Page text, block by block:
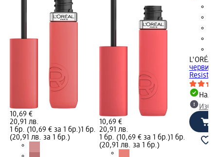
10,69 €
20,91 лв.
1 бр. (10,69 € за 1 бр.)1 бр.
(20,91 лв. за 1 бр.)
10,69 €
20,91 лв.
1 бр. (10,69 € за 1 бр.)1 бр.
(20,91 лв. за 1 бр.)
L'ORÉAL